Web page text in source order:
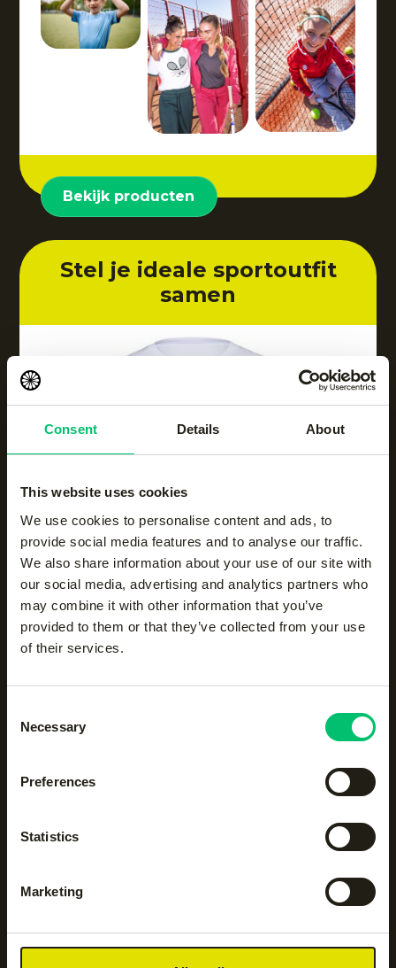
Consent Details About
This website uses cookies
We use cookies to personalise content and ads, to
provide social media features and to analyse our traffic.
We also share information about your use of our site with
our social media, advertising and analytics partners who
may combine it with other information that you’ve
provided to them or that they’ve collected from your use
of their services.
Selection
Necessary
Preferences
Statistics
Marketing
Bekijk producten
Stel je ideale sportoutfit
samen
Ik wil dit product
dichtbij huis